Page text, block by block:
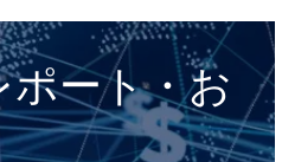
ート・お